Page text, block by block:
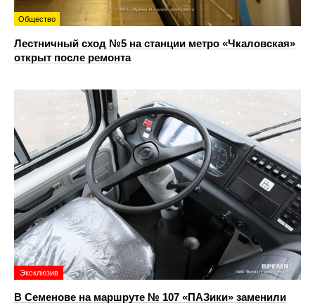
Общество
Лестничный сход №5 на станции метро «Чкаловская»
открыт после ремонта
Эксклюзив
В Семенове на маршруте № 107 «ПАЗики» заменили